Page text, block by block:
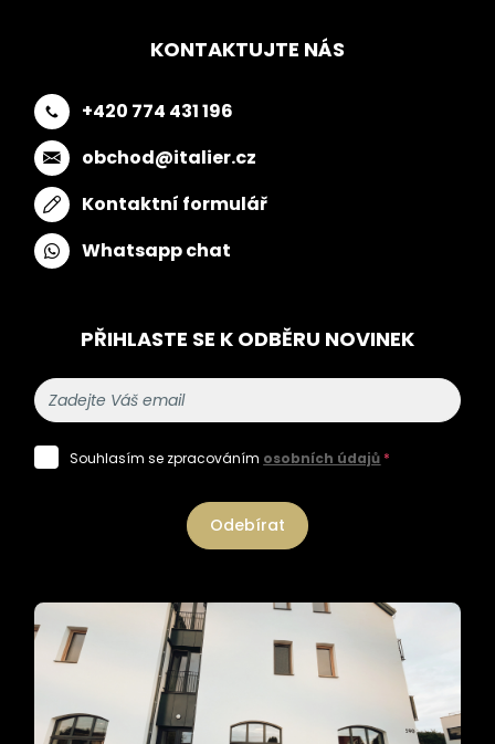
KONTAKTUJTE NÁS
+420 774 431 196
obchod@italier.cz
Kontaktní formulář
Whatsapp chat
PŘIHLASTE SE K ODBĚRU NOVINEK
Souhlasím se zpracováním osobních údajů *
Odebírat